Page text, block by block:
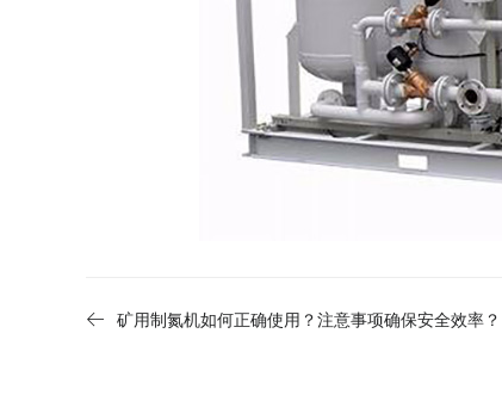
矿用制氮机如何正确使用？注意事项确保安全效率？